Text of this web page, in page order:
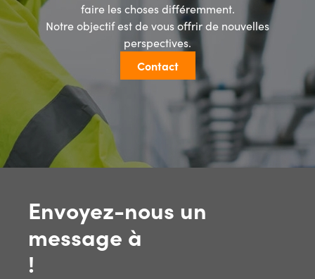
faire les choses différemment.
Notre objectif est de vous offrir de nouvelles
perspectives.
Contact
Envoyez-nous un
message à
!